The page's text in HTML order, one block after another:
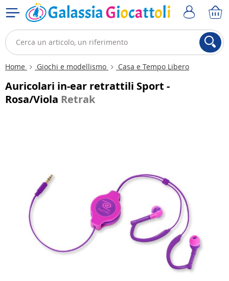
Home Giochi e modellismo Casa e Tempo Libero
Auricolari in-ear retrattili Sport -
Rosa/Viola Retrak